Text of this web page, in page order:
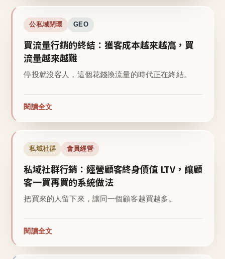
公私域閉環 GEO
買流量行銷的終結：獲客成本越來越高，買
流量越來越難
停投就沒客人，這個花錢換流量的時代正在終結。
閱讀全文
私域社群 會員經營
私域社群行銷：經營顧客終身價值 LTV，讓顧
客一買再買的系統做法
把買來的人留下來，讓同一個顧客越買越多。
閱讀全文